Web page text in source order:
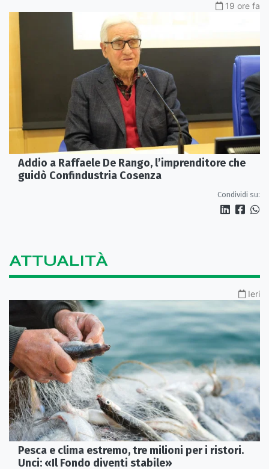
19 ore fa
Addio a Raffaele De Rango, l’imprenditore che
guidò Confindustria Cosenza
Condividi su:
ATTUALITÀ
Ieri
Pesca e clima estremo, tre milioni per i ristori.
Unci: «Il Fondo diventi stabile»